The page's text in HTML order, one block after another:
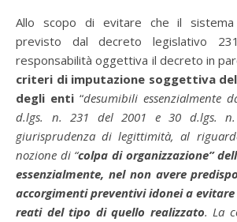
Allo scopo di evitare che il sistema
previsto dal decreto legislativo
responsabilità oggettiva il decreto in
criteri di imputazione soggettiva
degli enti “desumibili essenzialmente
d.lgs. n. 231 del 2001 e 30 d.lgs.
giurisprudenza di legittimità, al
nozione di “colpa di organizzazione”
essenzialmente, nel non avere
accorgimenti preventivi idonei a
reati del tipo di quello realizzato. La